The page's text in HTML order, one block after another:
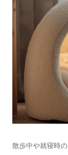
散歩中や就寝時